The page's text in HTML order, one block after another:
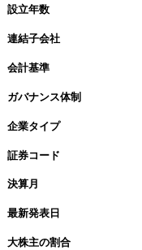
設立年数
連結子会社
会計基準
ガバナンス体制
企業タイプ
証券コード
決算月
最新発表日
大株主の割合